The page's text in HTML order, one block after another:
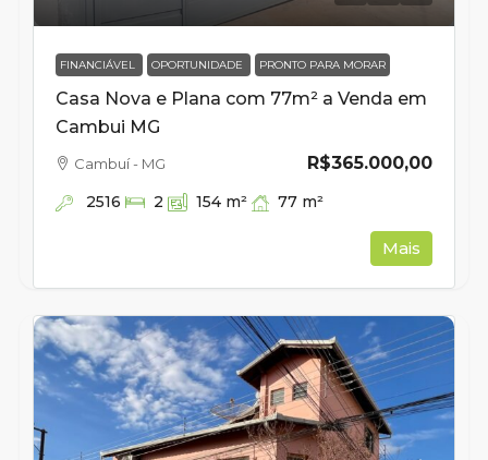
FINANCIÁVEL OPORTUNIDADE PRONTO PARA MORAR
Casa Nova e Plana com 77m² a Venda em
Cambui MG
R$365.000,00
Cambuí - MG
2516 2 154 m² 77 m²
Mais